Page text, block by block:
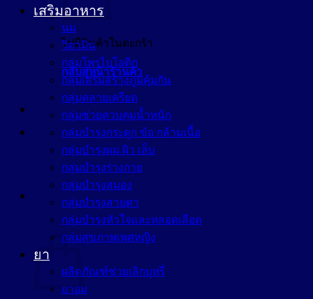
ไม่มีสินค้าในตะกร้า
กลับสู่หน้าร้านค้า
ตะกร้าสินค้า
เสริมอาหาร
นม
วิตามิน
กลุ่มโพรไบโอติก
กลุ่มเสริมสร้างภูมิคุ้มกัน
กลุ่มคลายเครียด
กลุ่มช่วยควบคุมน้ำหนัก
กลุ่มบำรุงกระดูก ข้อ กล้ามเนื้อ
กลุ่มบำรุงผม ผิว เล็บ
กลุ่มบำรุงร่างกาย
กลุ่มบำรุงสมอง
กลุ่มบำรุงสายตา
กลุ่มบำรุงหัวใจและหลอดเลือด
กลุ่มสุขภาพเพศหญิง
ยา
ผลิตภัณฑ์ช่วยเลิกบุหรี่
ยาอม